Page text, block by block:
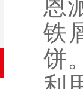
恩
铁
饼